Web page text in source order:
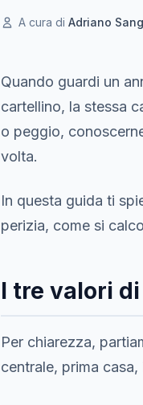
A cura di Adriano
Quando guardi un
cartellino, la stessa
o peggio,
volta.
In questa guida ti
perizia, come si
I tre valori
Per chiarezza,
centrale, prima